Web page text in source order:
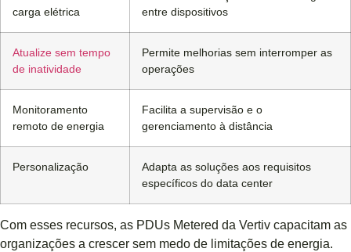
carga elétrica
entre dispositivos
Atualize sem tempo
de inatividade
Permite melhorias sem interromper as
operações
Monitoramento
remoto de energia
Facilita a supervisão e o
gerenciamento à distância
Personalização
Adapta as soluções aos requisitos
específicos do data center
Com esses recursos, as PDUs Metered da Vertiv capacitam as
organizações a crescer sem medo de limitações de energia.